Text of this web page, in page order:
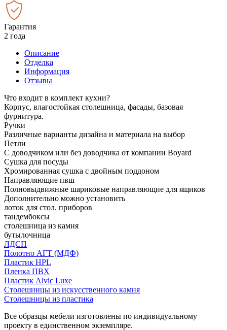
Гарантия
2 года
Описание
Отделка
Информация
Отзывы
Что входит в комплект кухни?
Корпус, влагостойкая столешница, фасады, базовая
фурнитура.
Ручки
Различные варианты дизайна и материала на выбор
Петли
С доводчиком или без доводчика от компании Boyard
Сушка для посуды
Хромированная сушка с двойным поддоном
Направляющие пвш
Полновыдвижные шариковые направляющие для ящиков
Дополнительно можно установить
лоток для стол. приборов
тандембоксы
столешница из камня
бутылочница
ЛДСП
Полотно АГТ (МДФ)
Пластик HPL
Пленка ПВХ
Пластик Alvic Luxe
Столешницы из искусственного камня
Столешницы из пластика
Все образцы мебели изготовлены по индивидуальному
проекту в единственном экземпляре.